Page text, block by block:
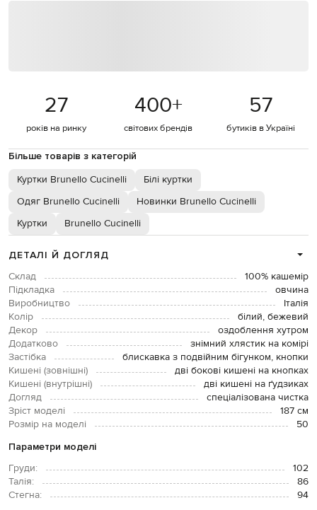
27
років на ринку
400+
світових брендів
57
бутиків в Україні
Більше товарів з категорій
Куртки Brunello Cucinelli
Білі куртки
Одяг Brunello Cucinelli
Новинки Brunello Cucinelli
Куртки
Brunello Cucinelli
ДЕТАЛІ Й ДОГЛЯД
Склад
100% кашемір
Підкладка
овчина
Виробництво
Італія
Колір
білий, бежевий
Декор
оздоблення хутром
Додатково
знімний хлястик на комірі
Застібка
блискавка з подвійним бігунком, кнопки
Кишені (зовнішні)
дві бокові кишені на кнопках
Кишені (внутрішні)
дві кишені на ґудзиках
Догляд
спеціалізована чистка
Зріст моделі
187 см
Розмір на моделі
50
Параметри моделі
Груди:
102
Талія:
86
Стегна:
94